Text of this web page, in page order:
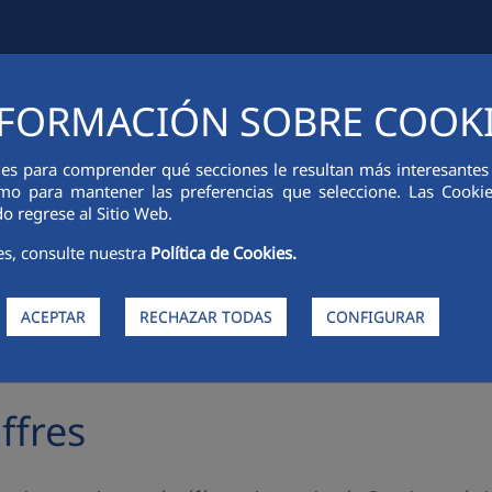
SOBRE
para comprender qué secciones le resultan más
para mantener las preferencias que seleccione. Las
regrese al Sitio Web.
consulte nuestra Política de Cookies.
ACEPTAR RECHAZAR TODAS CONFIGURAR
FINANCIÈRES INNOVATION DURABILITÉ PERSONNES